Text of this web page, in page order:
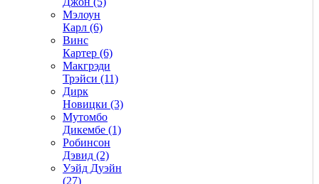
Мэлоун
Карл (6)
Винс
Картер (6)
Макгрэди
Трэйси (11)
Дирк
Новицки (3)
Мутомбо
Дикембе (1)
Робинсон
Дэвид (2)
Уэйд Дуэйн
(27)